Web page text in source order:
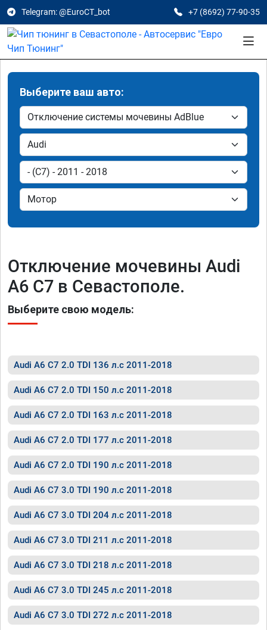
Telegram: @EuroCT_bot +7 (8692) 77-90-35
Выберите ваш авто:
Отключение мочевины Audi
A6 C7 в Севастополе.
Выберите свою модель:
Audi A6 C7 2.0 TDI 136 л.с 2011-2018
Audi A6 C7 2.0 TDI 150 л.с 2011-2018
Audi A6 C7 2.0 TDI 163 л.с 2011-2018
Audi A6 C7 2.0 TDI 177 л.с 2011-2018
Audi A6 C7 2.0 TDI 190 л.с 2011-2018
Audi A6 C7 3.0 TDI 190 л.с 2011-2018
Audi A6 C7 3.0 TDI 204 л.с 2011-2018
Audi A6 C7 3.0 TDI 211 л.с 2011-2018
Audi A6 C7 3.0 TDI 218 л.с 2011-2018
Audi A6 C7 3.0 TDI 245 л.с 2011-2018
Audi A6 C7 3.0 TDI 272 л.с 2011-2018